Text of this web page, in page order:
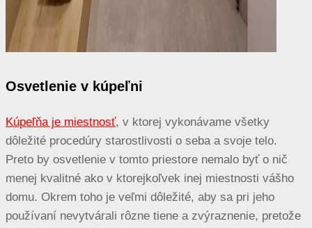
Osvetlenie v kúpeľni
Kúpeľňa je miestnosť, v ktorej vykonávame všetky
dôležité procedúry starostlivosti o seba a svoje telo.
Preto by osvetlenie v tomto priestore nemalo byť o nič
menej kvalitné ako v ktorejkoľvek inej miestnosti vášho
domu. Okrem toho je veľmi dôležité, aby sa pri jeho
používaní nevytvárali rôzne tiene a zvýraznenie, pretože